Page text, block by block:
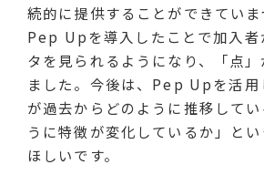
続的に提供することができていま
Pep Upを導入したことで加入者
タを見られるようになり、「点」
ました。今後は、Pep Upを活用
が過去からどのように推移して
うに特徴が変化しているか」と
ほしいです。